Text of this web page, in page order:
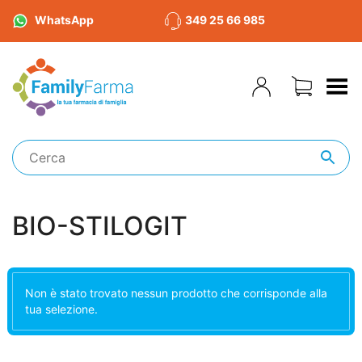
WhatsApp 349 25 66 985
Toggle Menu
BIO-STILOGIT
Non è stato trovato nessun prodotto che corrisponde alla
tua selezione.